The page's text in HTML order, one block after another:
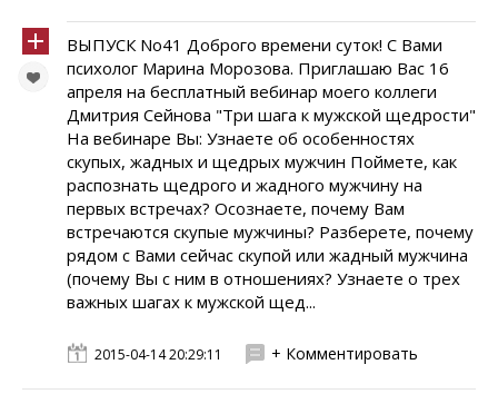
ВЫПУСК No41 Доброго времени суток! С Вами
психолог Марина Морозова. Приглашаю Вас 16
апреля на бесплатный вебинар моего коллеги
Дмитрия Сейнова "Три шага к мужской щедрости"
На вебинаре Вы: Узнаете об особенностях
скупых, жадных и щедрых мужчин Поймете, как
распознать щедрого и жадного мужчину на
первых встречах? Осознаете, почему Вам
встречаются скупые мужчины? Разберете, почему
рядом с Вами сейчас скупой или жадный мужчина
(почему Вы с ним в отношениях? Узнаете о трех
важных шагах к мужской щед...
2015-04-14 20:29:11 + Комментировать